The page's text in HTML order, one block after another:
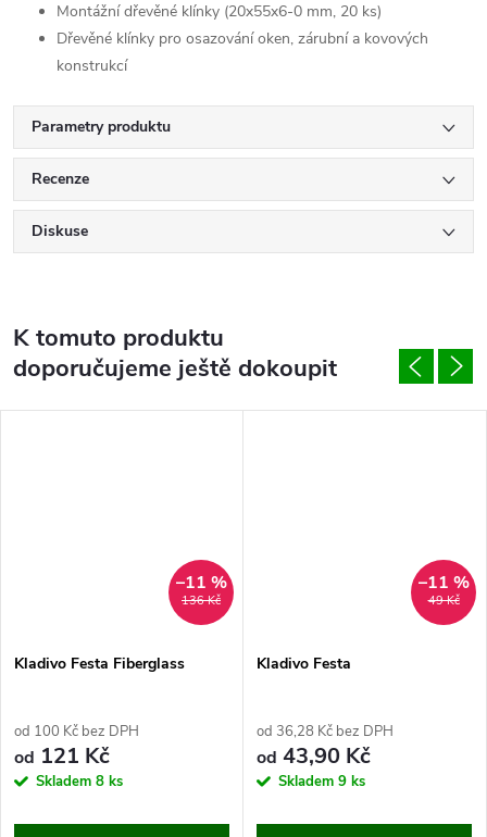
Montážní dřevěné klínky (20x55x6-0 mm, 20 ks)
Dřevěné klínky pro osazování oken, zárubní a kovových
konstrukcí
Parametry produktu
Recenze
Diskuse
K tomuto produktu
doporučujeme ještě dokoupit
136 Kč
–11 %
Kladivo Festa Fiberglass
od 100 Kč bez DPH
od 121 Kč
Skladem 8 ks
49 Kč
–11 %
Kladivo Festa
od 36,28 Kč bez DPH
od 43,90 Kč
Skladem 9 ks